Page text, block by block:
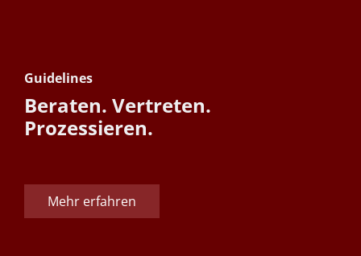
Guidelines
Beraten. Vertreten.
Prozessieren.
Mehr erfahren